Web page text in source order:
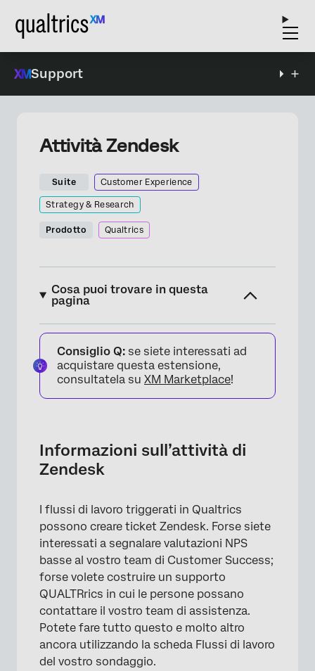
Support
Attività Zendesk
Suite Customer Experience
Strategy & Research
Prodotto Qualtrics
Cosa puoi trovare in questa
pagina
Informazioni sull’attività di Zendesk
Impostazione di un’attività Zendesk
Creare un profilo Zendesk
Aggiornamento di un profilo Zendesk
Aggiornamento di un ticket Zendesk
Impostazione di una connessione OAuth
Consiglio Q: se siete interessati ad
acquistare questa estensione,
consultatela su XM Marketplace!
Informazioni sull’attività di
Zendesk
I flussi di lavoro triggerati in Qualtrics
possono creare ticket Zendesk. Forse siete
interessati a segnalare valutazioni NPS
basse al vostro team di Customer Success;
forse volete costruire un supporto
QUALTRrics in cui le persone possano
contattare il vostro team di assistenza.
Potete fare tutto questo e molto altro
ancora utilizzando la scheda Flussi di lavoro
del vostro sondaggio.